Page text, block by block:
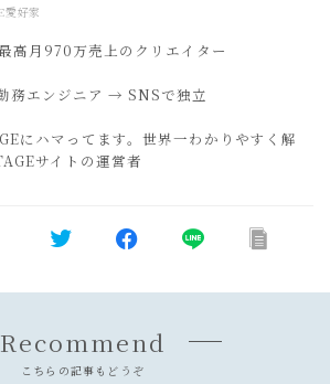
愛好家
高月970万売上のクリエイター
務エンジニア → SNSで独立
にハマってます。世界一わかりやすく解
サイトの運営者
Recommend
こちらの記事もどうぞ